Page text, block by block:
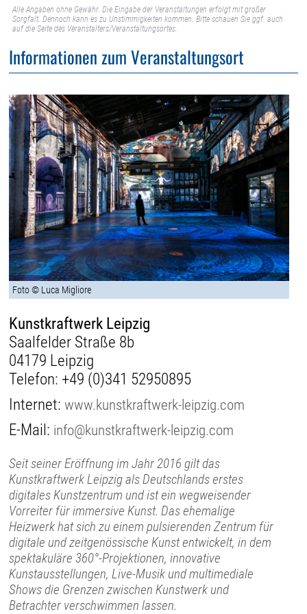
Alle Angaben ohne Gewähr. Die Eingabe der Veranstaltungen erfolgt mit großer
Sorgfalt. Dennoch kann es zu Unstimmigkeiten kommen. Bitte schauen Sie ggf. auch
auf die Seite des Veranstalters/Veranstaltungsortes.
Informationen zum Veranstaltungsort
Foto © Luca Migliore
Kunstkraftwerk Leipzig
Saalfelder Straße 8b
04179 Leipzig
Telefon: +49 (0)341 52950895
Internet:www.kunstkraftwerk-leipzig.com
E-Mail: info@kunstkraftwerk-leipzig.com
Seit seiner Eröffnung im Jahr 2016 gilt das
Kunstkraftwerk Leipzig als Deutschlands erstes
digitales Kunstzentrum und ist ein wegweisender
Vorreiter für immersive Kunst. Das ehemalige
Heizwerk hat sich zu einem pulsierenden Zentrum für
digitale und zeitgenössische Kunst entwickelt, in dem
spektakuläre 360°-Projektionen, innovative
Kunstausstellungen, Live-Musik und multimediale
Shows die Grenzen zwischen Kunstwerk und
Betrachter verschwimmen lassen.